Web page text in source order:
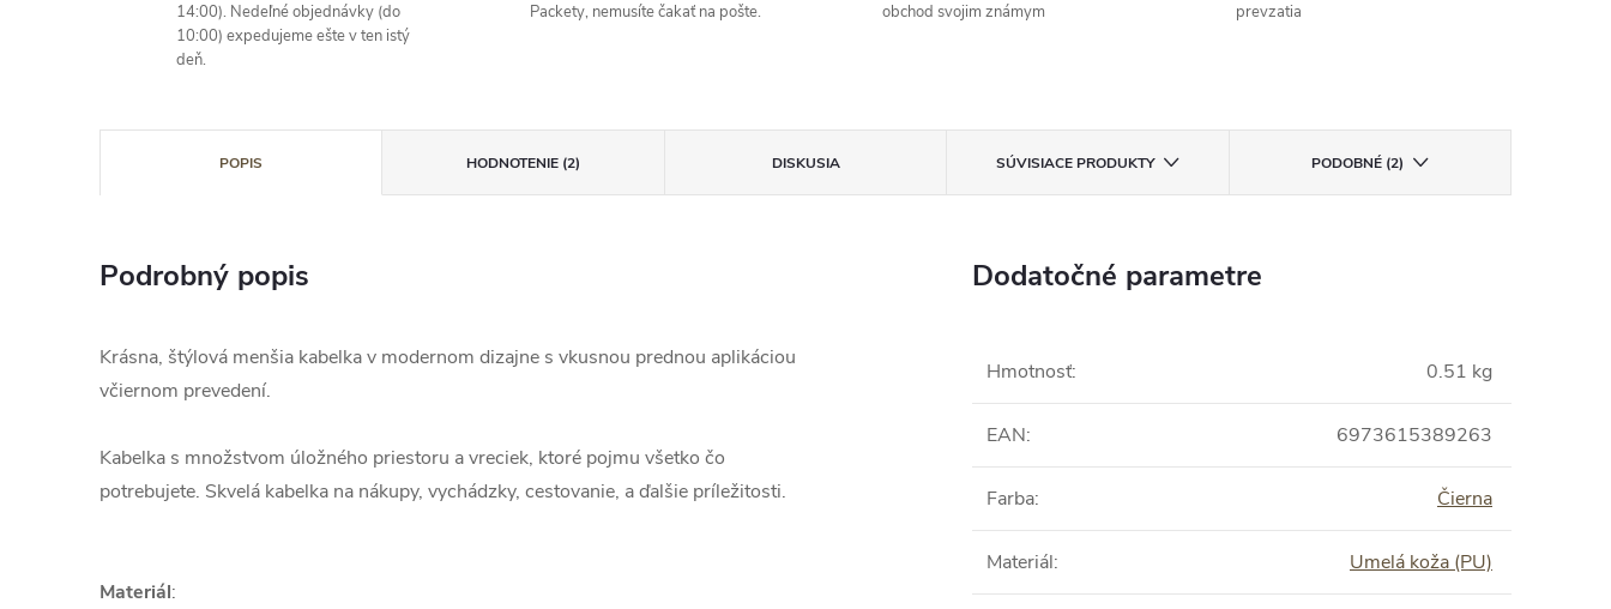
14:00). Nedeľné objednávky (do
10:00) expedujeme ešte v ten istý
deň.
Packety, nemusíte čakať na pošte.
obchod svojim známym
prevzatia
POPIS HODNOTENIE (2) DISKUSIA SÚVISIACE PRODUKTY PODOBNÉ (2)
Podrobný popis
Krásna, štýlová menšia kabelka v modernom dizajne s vkusnou prednou aplikáciou
včiernom prevedení.
Kabelka s množstvom úložného priestoru a vreciek, ktoré pojmu všetko čo
potrebujete. Skvelá kabelka na nákupy, vychádzky, cestovanie, a ďalšie príležitosti.
Materiál:
Dodatočné parametre
Hmotnosť: 0.51 kg
EAN: 6973615389263
Farba: Čierna
Materiál: Umelá koža (PU)